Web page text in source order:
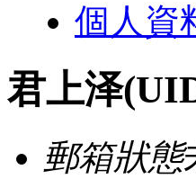
個人資
君上泽
郵箱狀態